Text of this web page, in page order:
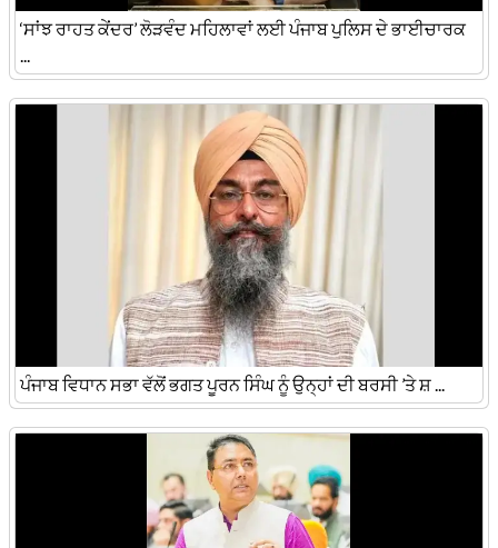
‘ਸਾਂਝ ਰਾਹਤ ਕੇਂਦਰ’ ਲੋੜਵੰਦ ਮਹਿਲਾਵਾਂ ਲਈ ਪੰਜਾਬ ਪੁਲਿਸ ਦੇ ਭਾਈਚਾਰਕ
ਪੰਜਾਬ ਵਿਧਾਨ ਸਭਾ ਵੱਲੋਂ ਭਗਤ ਪੂਰਨ ਸਿੰਘ ਨੂੰ ਉਨ੍ਹਾਂ ਦੀ ਬਰਸੀ ’ਤੇ ਸ਼ ...